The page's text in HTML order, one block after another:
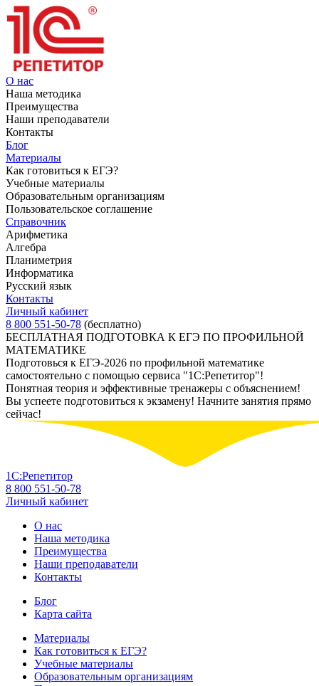
О нас
Наша методика
Преимущества
Наши преподаватели
Контакты
Блог
Материалы
Как готовиться к ЕГЭ?
Учебные материалы
Образовательным организациям
Пользовательское соглашение
Справочник
Арифметика
Алгебра
Планиметрия
Информатика
Русский язык
Контакты
Личный кабинет
8 800 551-50-78 (бесплатно)
БЕСПЛАТНАЯ ПОДГОТОВКА К ЕГЭ ПО ПРОФИЛЬНОЙ
МАТЕМАТИКЕ
Подготовься к ЕГЭ-2026 по профильной математике
самостоятельно с помощью сервиса "1С:Репетитор"!
Понятная теория и эффективные тренажеры с объяснением!
Вы успеете подготовиться к экзамену! Начните занятия прямо
сейчас!
1С:Репетитор
8 800 551-50-78
Личный кабинет
О нас
Наша методика
Преимущества
Наши преподаватели
Контакты
Блог
Карта сайта
Материалы
Как готовиться к ЕГЭ?
Учебные материалы
Образовательным организациям